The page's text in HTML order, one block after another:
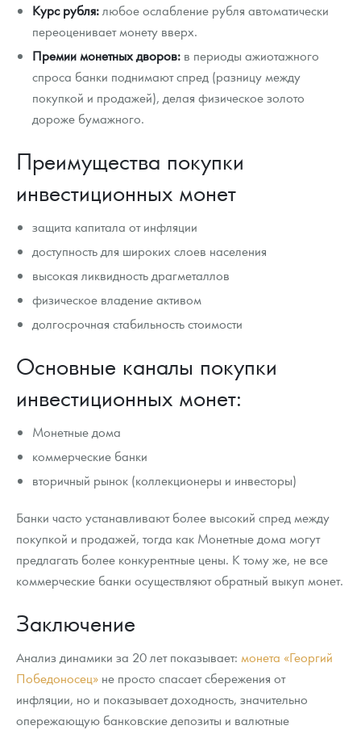
Курс рубля:любое ослабление рубля автоматически
переоценивает монету вверх.
Премии монетных дворов: в периоды ажиотажного
спроса банки поднимают спред (разницу между
покупкой и продажей), делая физическое золото
дороже бумажного.
Преимущества покупки
инвестиционных монет
защита капитала от инфляции
доступность для широких слоев населения
высокая ликвидность драгметаллов
физическое владение активом
долгосрочная стабильность стоимости
Основные каналы покупки
инвестиционных монет:
Монетные дома
коммерческие банки
вторичный рынок (коллекционеры и инвесторы)
Банки часто устанавливают более высокий спред между
покупкой и продажей, тогда как Монетные дома могут
предлагать более конкурентные цены. К тому же, не все
коммерческие банки осуществляют обратный выкуп монет.
Заключение
Анализ динамики за 20 лет показывает: монета «Георгий
Победоносец» не просто спасает сбережения от
инфляции, но и показывает доходность, значительно
опережающую банковские депозиты и валютные